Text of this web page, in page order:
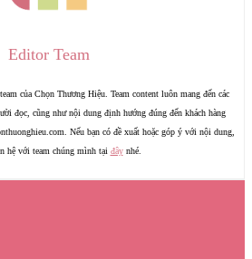
Editor Team
của Chọn Thương Hiệu. Team content luôn mang đến các
đọc, cũng như nội dung định hướng đúng đến khách hàng
Nếu bạn có đề xuất hoặc góp ý với nội dung,
hệ với team chúng mình tại đâynhé.